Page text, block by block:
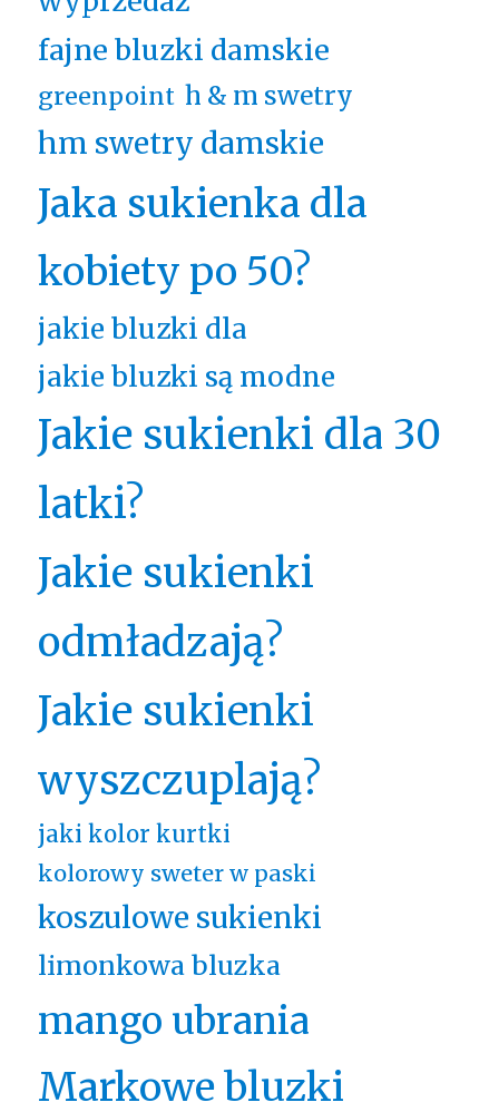
fajne bluzki damskie
greenpoint h & m swetry
hm swetry damskie
Jaka sukienka dla
kobiety po 50?
jakie bluzki dla
jakie bluzki są modne
Jakie sukienki dla 30
latki?
Jakie sukienki
odmładzają?
Jakie sukienki
wyszczuplają?
jaki kolor kurtki
kolorowy sweter w paski
koszulowe sukienki
limonkowa bluzka
mango ubrania
Markowe bluzki